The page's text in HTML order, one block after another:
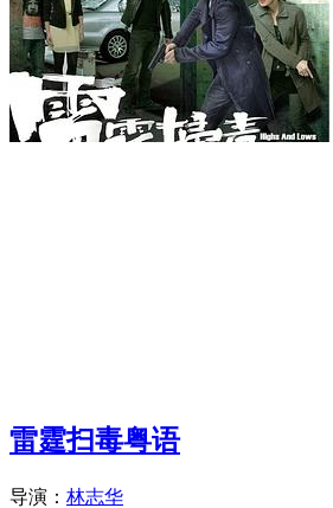
雷霆扫毒粤语
导演： 林志华